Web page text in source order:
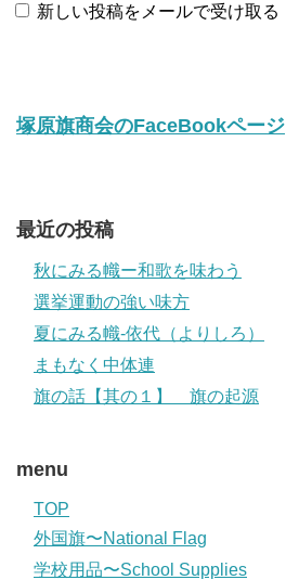
新しい投稿をメールで受け取る
塚原旗商会のFaceBookページ
最近の投稿
秋にみる幟ー和歌を味わう
選挙運動の強い味方
夏にみる幟-依代（よりしろ）
まもなく中体連
旗の話【其の１】 旗の起源
menu
TOP
外国旗〜National Flag
学校用品〜School Supplies